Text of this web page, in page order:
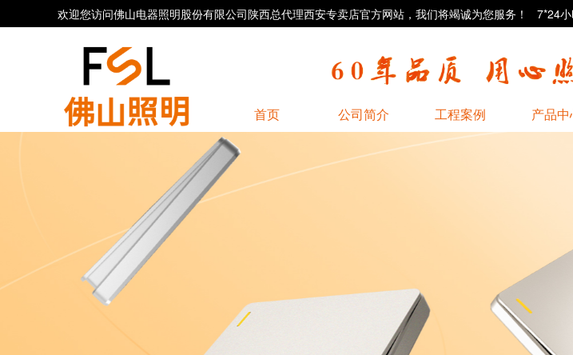
欢迎您访问佛山电器照明股份有限公司陕西总代理西安专卖店官方网站，我们将竭诚为您服务！ 7*24
首页 公司简介 工程案例 产品中